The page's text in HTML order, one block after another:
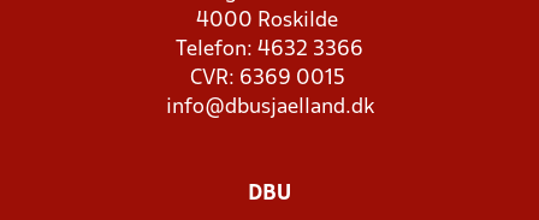
4000 Roskilde
Telefon: 4632 3366
CVR: 6369 0015
info@dbusjaelland.dk
DBU